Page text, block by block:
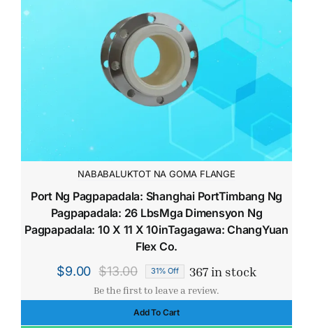
NABABALUKTOT NA GOMA FLANGE
Port Ng Pagpapadala: Shanghai PortTimbang Ng
Pagpapadala: 26 LbsMga Dimensyon Ng
Pagpapadala: 10 X 11 X 10inTagagawa: ChangYuan
Flex Co.
$13.00
Original
price
was:
$9.00
Current
price
is:
31% Off 367 in stock
Be the first to leave a review.
Add To Cart